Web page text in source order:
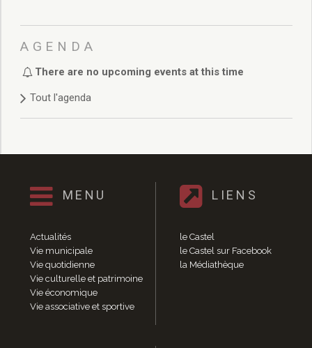
Délibérations 2022
Délibérations 2021
Délibérations 2019
Délibérations 2018
Délibérations 2012
Délibérations 2009
Délibérations 2008
Agenda réunions publiques
Marchés publics
Toutes les actualités
AGENDA
There are no upcoming events at this time
Tout l'agenda
MENU
Actualités
Vie municipale
Vie quotidienne
Vie culturelle et patrimoine
Vie économique
Vie associative et sportive
LIENS
le Castel
le Castel sur Facebook
la Médiathèque